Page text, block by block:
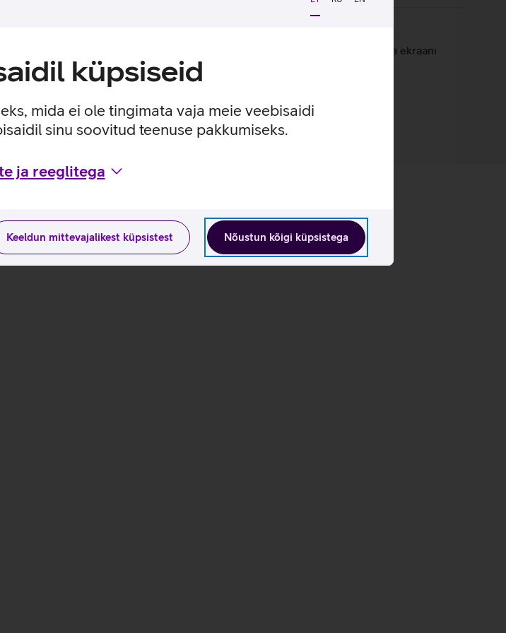
küpsiseid
mida ei ole tingimata vaja meie veebisaidi
sinu soovitud teenuse pakkumiseks.
ja reeglitega
Nõustun kõigi küpsistega
Keeldun mittevajalikest küpsistest
eest. Kaitseklaasi mitmekihiline disain tagab väga hea puutetundlikkuse ja ekraani
Paigaldusraam on valmistatud 100% taaskasutatud plastikust.